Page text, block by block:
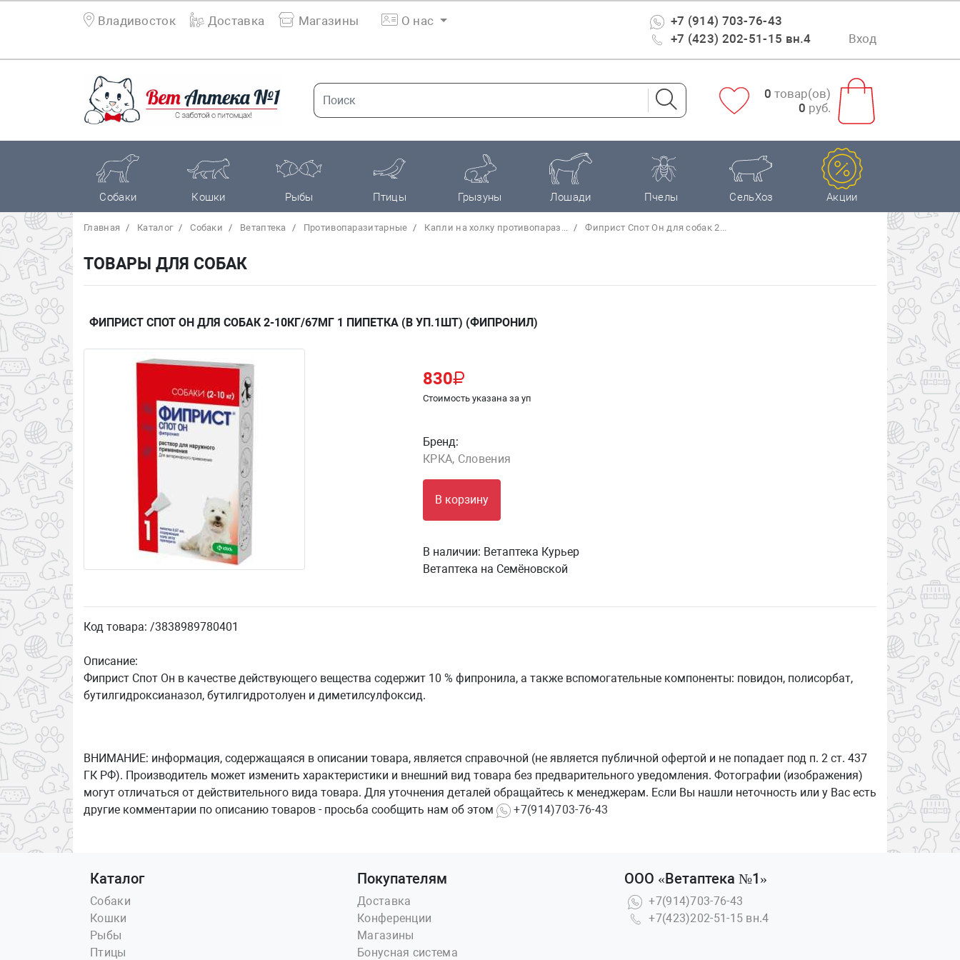
Владивосток Доставка Магазины О нас
+7 (914) 703-76-43
+7 (423) 202-51-15 вн.4
Вход
0 товар(ов)
0 руб.
Собаки Кошки Рыбы Птицы Грызуны Лошади Пчелы СельХоз Акции
Главная Каталог Собаки Bетаптека Противопаразитарные Капли на холку противопараз... Фиприст Спот Он для собак 2...
ТОВАРЫ ДЛЯ СОБАК
ФИПРИСТ СПОТ ОН ДЛЯ СОБАК 2-10КГ/67МГ 1 ПИПЕТКА (В УП.1ШТ) (ФИПРОНИЛ)
830
Стоимость указана за уп
Бренд:
КРКА, Словения
В корзину
В наличии: Ветаптека Курьер
Ветаптека на Семёновской
Код товара: /3838989780401
Описание:
Фиприст Спот Он в качестве действующего вещества содержит 10 % фипронила, а также вспомогательные компоненты: повидон, полисорбат,
бутилгидроксианазол, бутилгидротолуен и диметилсулфоксид.
ВНИМАНИЕ: информация, содержащаяся в описании товара, является справочной (не является публичной офертой и не попадает под п. 2 ст. 437
ГК РФ). Производитель может изменить характеристики и внешний вид товара без предварительного уведомления. Фотографии (изображения)
могут отличаться от действительного вида товара. Для уточнения деталей обращайтесь к менеджерам. Если Вы нашли неточность или у Вас есть
другие комментарии по описанию товаров - просьба сообщить нам об этом
+7(914)703-76-43
Каталог
Собаки
Кошки
Рыбы
Птицы
Покупателям
Доставка
Конференции
Магазины
Бонусная система
ООО «Ветаптека №1»
+7(914)703-76-43
+7(423)202-51-15 вн.4